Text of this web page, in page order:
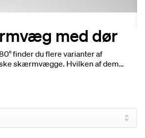
med dør
finder du flere varianter af
skærmvægge. Hvilken af dem
badekar? Alle tre er smidige
badeværelset. Dybde: 78,5-98,5